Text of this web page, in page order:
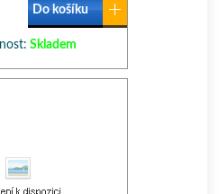
Do košíku
Skladem